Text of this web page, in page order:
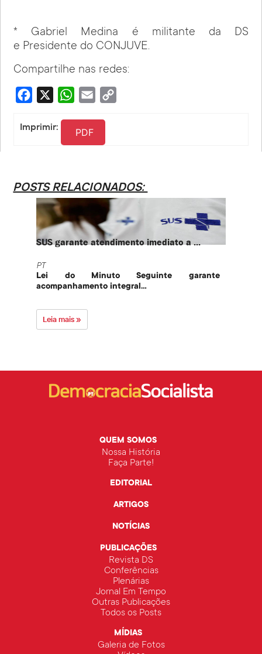
* Gabriel Medina é militante da DS
e Presidente do CONJUVE.
Compartilhe nas redes:
Facebook WhatsApp
Email
Imprimir: PDF
POSTS RELACIONADOS:
SUS garante atendimento imediato a ...
PT
Lei do Minuto Seguinte garante
acompanhamento integral...
Leia mais »
QUEM SOMOS
Nossa História
Faça Parte!
EDITORIAL
ARTIGOS
NOTÍCIAS
PUBLICAÇÕES
Revista DS
Conferências
Plenárias
Jornal Em Tempo
Outras Publicações
Todos os Posts
MÍDIAS
Galeria de Fotos